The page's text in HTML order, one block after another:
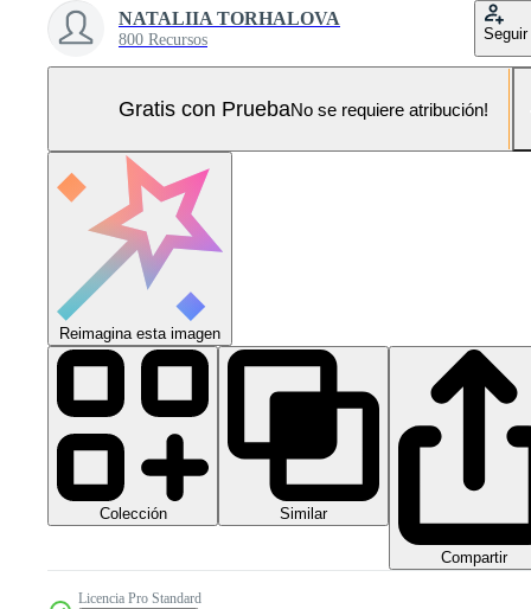
NATALIIA TORHALOVA
800 Recursos Seguir
Gratis con PruebaNo se requiere atribución!
Reimagina esta imagen
Colección Similar
Compartir
Licencia Pro Standard